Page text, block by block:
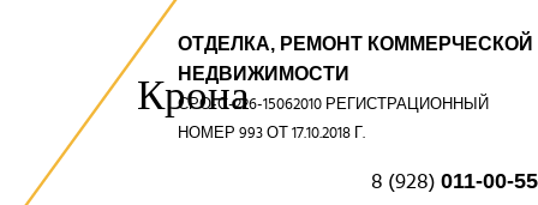
Крона
ОТДЕЛКА, РЕМОНТ КОММЕРЧЕСКОЙ
НЕДВИЖИМОСТИ
СРО-С-226-15062010 РЕГИСТРАЦИОННЫЙ
НОМЕР 993 ОТ 17.10.2018 Г.
8 (928) 011-00-55